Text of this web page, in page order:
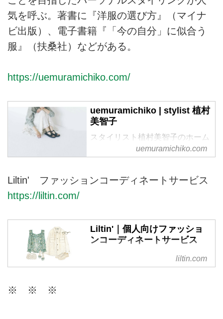
気を呼ぶ。著書に『洋服の選び方』（マイナ
ビ出版）、電子書籍『「今の自分」に似合う
服』（扶桑社）などがある。
https://uemuramichiko.com/
uemuramichiko | stylist 植村
美智子
スタイリスト植村美智子のホーム
ページです。uemuramichiko.com
Liltin' ファッションコーディネートサービス
https://liltin.com/
Liltin'｜個人向けファッショ
ンコーディネートサービス
リルティンは、個人の方が日頃の
ファッションに関するお悩みを相
liltin.com
※ ※ ※